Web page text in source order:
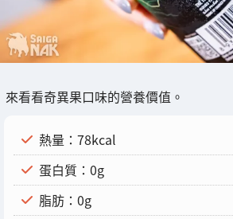
來看看奇異果口味的營養價值。
熱量：78kcal
蛋白質：0g
脂肪：0g